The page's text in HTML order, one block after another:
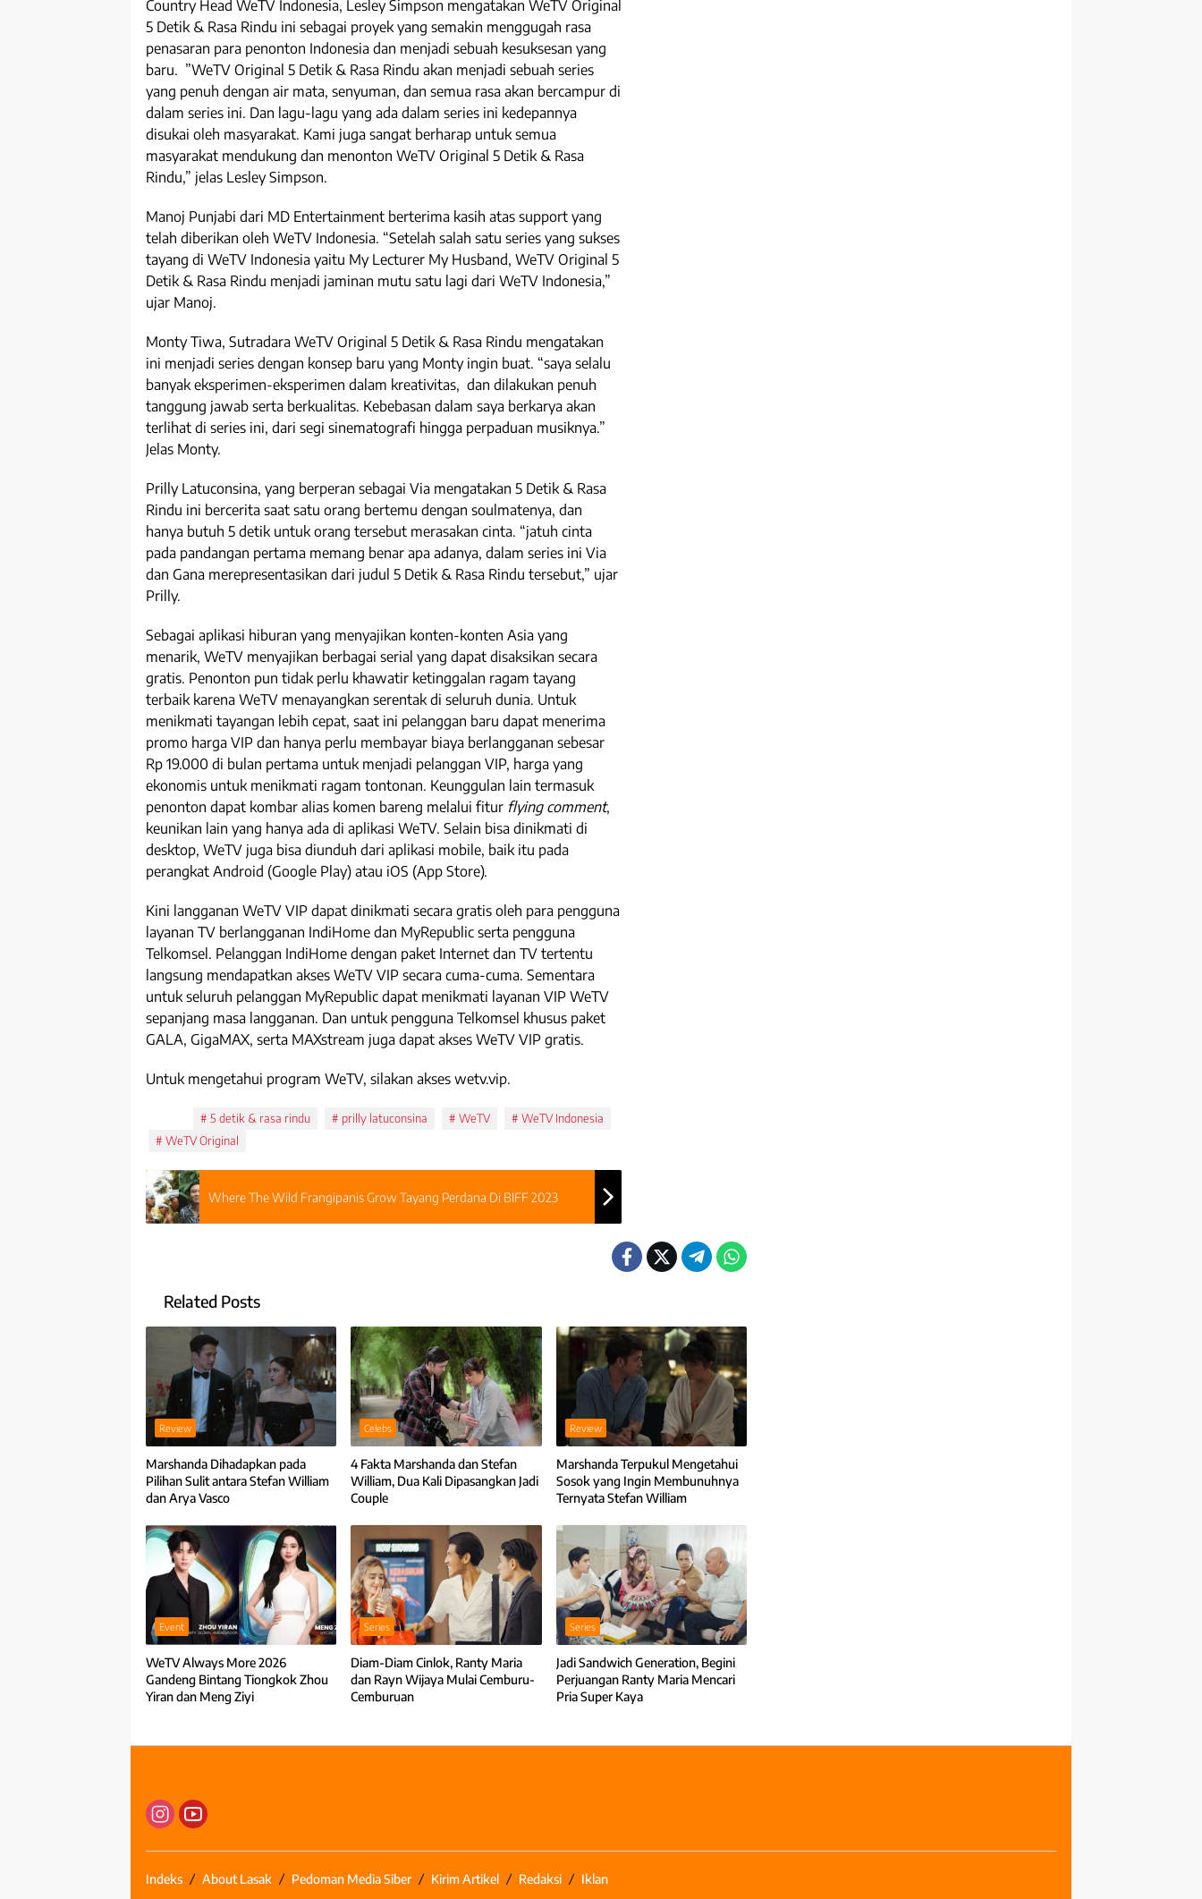
Country Head WeTV Indonesia, Lesley Simpson mengatakan WeTV Original
5 Detik & Rasa Rindu ini sebagai proyek yang semakin menggugah rasa
penasaran para penonton Indonesia dan menjadi sebuah kesuksesan yang
baru. ”WeTV Original 5 Detik & Rasa Rindu akan menjadi sebuah series
yang penuh dengan air mata, senyuman, dan semua rasa akan bercampur di
dalam series ini. Dan lagu-lagu yang ada dalam series ini kedepannya
disukai oleh masyarakat. Kami juga sangat berharap untuk semua
masyarakat mendukung dan menonton WeTV Original 5 Detik & Rasa
Rindu,” jelas Lesley Simpson.
Manoj Punjabi dari MD Entertainment berterima kasih atas support yang
telah diberikan oleh WeTV Indonesia. “Setelah salah satu series yang sukses
tayang di WeTV Indonesia yaitu My Lecturer My Husband, WeTV Original 5
Detik & Rasa Rindu menjadi jaminan mutu satu lagi dari WeTV Indonesia,”
ujar Manoj.
Monty Tiwa, Sutradara WeTV Original 5 Detik & Rasa Rindu mengatakan
ini menjadi series dengan konsep baru yang Monty ingin buat. “saya selalu
banyak eksperimen-eksperimen dalam kreativitas, dan dilakukan penuh
tanggung jawab serta berkualitas. Kebebasan dalam saya berkarya akan
terlihat di series ini, dari segi sinematografi hingga perpaduan musiknya.”
Jelas Monty.
Prilly Latuconsina, yang berperan sebagai Via mengatakan 5 Detik & Rasa
Rindu ini bercerita saat satu orang bertemu dengan soulmatenya, dan
hanya butuh 5 detik untuk orang tersebut merasakan cinta. “jatuh cinta
pada pandangan pertama memang benar apa adanya, dalam series ini Via
dan Gana merepresentasikan dari judul 5 Detik & Rasa Rindu tersebut,” ujar
Prilly.
Sebagai aplikasi hiburan yang menyajikan konten-konten Asia yang
menarik, WeTV menyajikan berbagai serial yang dapat disaksikan secara
gratis. Penonton pun tidak perlu khawatir ketinggalan ragam tayang
terbaik karena WeTV menayangkan serentak di seluruh dunia. Untuk
menikmati tayangan lebih cepat, saat ini pelanggan baru dapat menerima
promo harga VIP dan hanya perlu membayar biaya berlangganan sebesar
Rp 19.000 di bulan pertama untuk menjadi pelanggan VIP, harga yang
ekonomis untuk menikmati ragam tontonan. Keunggulan lain termasuk
penonton dapat kombar alias komen bareng melalui fitur flying comment,
keunikan lain yang hanya ada di aplikasi WeTV. Selain bisa dinikmati di
desktop, WeTV juga bisa diunduh dari aplikasi mobile, baik itu pada
perangkat Android (Google Play) atau iOS (App Store).
Kini langganan WeTV VIP dapat dinikmati secara gratis oleh para pengguna
layanan TV berlangganan IndiHome dan MyRepublic serta pengguna
Telkomsel. Pelanggan IndiHome dengan paket Internet dan TV tertentu
langsung mendapatkan akses WeTV VIP secara cuma-cuma. Sementara
untuk seluruh pelanggan MyRepublic dapat menikmati layanan VIP WeTV
sepanjang masa langganan. Dan untuk pengguna Telkomsel khusus paket
GALA, GigaMAX, serta MAXstream juga dapat akses WeTV VIP gratis.
Untuk mengetahui program WeTV, silakan akses wetv.vip.
5 detik & rasa rindu prilly latuconsina WeTV
WeTV Indonesia
WeTV Original
Where The Wild Frangipanis Grow Tayang Perdana Di BIFF 2023
Related Posts
Review
Marshanda Dihadapkan pada
Pilihan Sulit antara Stefan William
dan Arya Vasco
Celebs
4 Fakta Marshanda dan Stefan
William, Dua Kali Dipasangkan Jadi
Couple
Review
Marshanda Terpukul Mengetahui
Sosok yang Ingin Membunuhnya
Ternyata Stefan William
Event
WeTV Always More 2026
Gandeng Bintang Tiongkok Zhou
Yiran dan Meng Ziyi
Series
Diam-Diam Cinlok, Ranty Maria
dan Rayn Wijaya Mulai Cemburu-
Cemburuan
Series
Jadi Sandwich Generation, Begini
Perjuangan Ranty Maria Mencari
Pria Super Kaya
Indeks About Lasak Pedoman Media Siber Kirim Artikel Redaksi Iklan